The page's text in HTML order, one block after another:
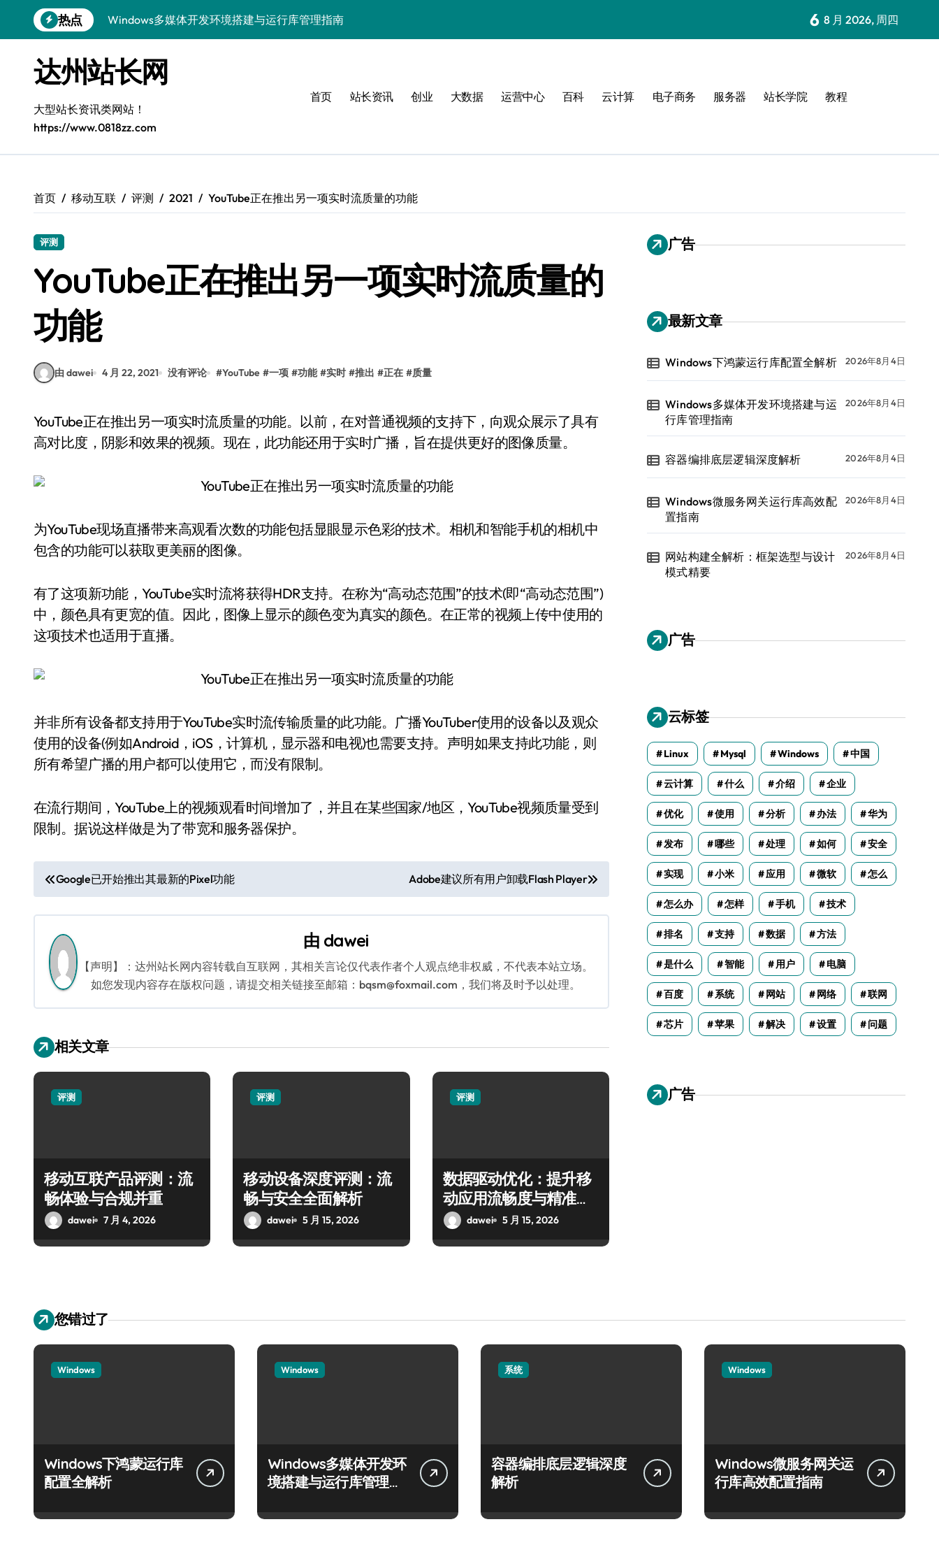
到
热点
Windows多媒体开发环境搭建与运行库管理指南
Windows微服务网关运行库高效配置指南
网站构建全解析：框架选型与设计模式精要
Windows下大数据运行库高效部署与管理
漏洞精准定位与快速修复实战指南
容器化部署与智能编排：系统架构升级新实践
Windows下鸿蒙运行库配置全解析
6 8 月 2026, 周四
达州站长网
大型站长资讯类网站！
https://www.0818zz.com
首页 站长资讯 创业 大数据 运营中心 百科 云计算 电子商务 服务器 站长学院 教程
首页 移动互联 评测 2021 YouTube正在推出另一项实时流质量的功能
评测
YouTube正在推出另一项实时流质量的
功能
由 dawei 4 月 22, 2021 没有评论 #YouTube #一项 #功能 #实时 #推出 #正在 #质量
YouTube正在推出另一项实时流质量的功能。以前，在对普通视频的支持下，向观众展示了具有
高对比度，阴影和效果的视频。现在，此功能还用于实时广播，旨在提供更好的图像质量。
为YouTube现场直播带来高观看次数的功能包括显眼显示色彩的技术。相机和智能手机的相机中
包含的功能可以获取更美丽的图像。
有了这项新功能，YouTube实时流将获得HDR支持。在称为“高动态范围”的技术(即“高动态范围”)
中，颜色具有更宽的值。因此，图像上显示的颜色变为真实的颜色。在正常的视频上传中使用的
这项技术也适用于直播。
并非所有设备都支持用于YouTube实时流传输质量的此功能。广播YouTuber使用的设备以及观众
使用的设备(例如Android，iOS，计算机，显示器和电视)也需要支持。声明如果支持此功能，则
所有希望广播的用户都可以使用它，而没有限制。
在流行期间，YouTube上的视频观看时间增加了，并且在某些国家/地区，YouTube视频质量受到
限制。据说这样做是为了带宽和服务器保护。
文
章
导
航
Google已开始推出其最新的Pixel功能 Adobe建议所有用户卸载Flash Player
由 dawei
【声明】：达州站长网内容转载自互联网，其相关言论仅代表作者个人观点绝非权威，不代表本站立场。
如您发现内容存在版权问题，请提交相关链接至邮箱：bqsm@foxmail.com，我们将及时予以处理。
相关文章
评测
移动互联产品评测：流
畅体验与合规并重
dawei 7 月 4, 2026
评测
移动设备深度评测：流
畅与安全全面解析
dawei 5 月 15, 2026
评测
数据驱动优化：提升移
动应用流畅度与精准控
制评测
dawei 5 月 15, 2026
广告
最新文章
Windows下鸿蒙运行库配置全解析 2026年8月4日
Windows多媒体开发环境搭建与运
行库管理指南
2026年8月4日
容器编排底层逻辑深度解析 2026年8月4日
Windows微服务网关运行库高效配
置指南
2026年8月4日
网站构建全解析：框架选型与设计
模式精要
2026年8月4日
广告
云标签
Linux Mysql Windows 中国
云计算 什么 介绍 企业
优化 使用 分析 办法 华为
发布 哪些 处理 如何 安全
实现 小米 应用 微软 怎么
怎么办 怎样 手机 技术
排名 支持 数据 方法
是什么 智能 用户 电脑
百度 系统 网站 网络 联网
芯片 苹果 解决 设置 问题
广告
您错过了
Windows
Windows下鸿蒙运行库
配置全解析
Windows
Windows多媒体开发环
境搭建与运行库管理指
系统
容器编排底层逻辑深度
解析
Windows
Windows微服务网关运
行库高效配置指南